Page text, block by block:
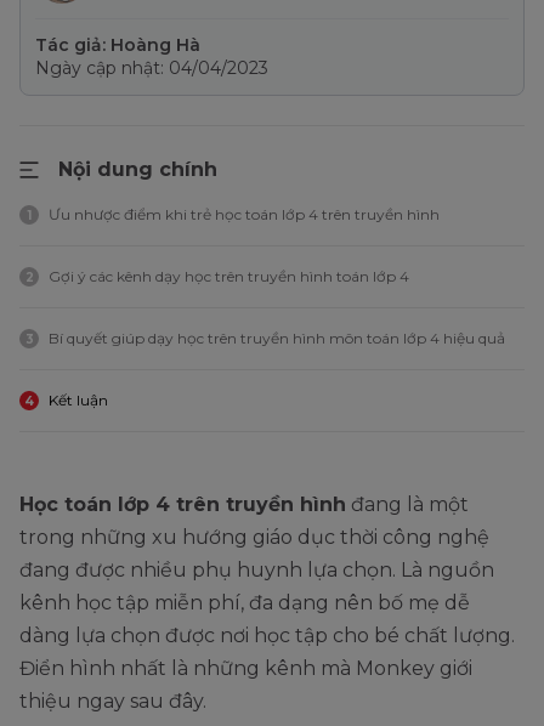
Tác giả: Hoàng Hà
Ngày cập nhật: 04/04/2023
Nội dung chính
1 Ưu nhược điểm khi trẻ học toán lớp 4 trên truyền hình
2 Gợi ý các kênh dạy học trên truyền hình toán lớp 4
3 Bí quyết giúp dạy học trên truyền hình môn toán lớp 4 hiệu quả
4 Kết luận
Học toán lớp 4 trên truyền hình đang là một
trong những xu hướng giáo dục thời công nghệ
đang được nhiều phụ huynh lựa chọn. Là nguồn
kênh học tập miễn phí, đa dạng nên bố mẹ dễ
dàng lựa chọn được nơi học tập cho bé chất lượng.
Điển hình nhất là những kênh mà Monkey giới
thiệu ngay sau đây.